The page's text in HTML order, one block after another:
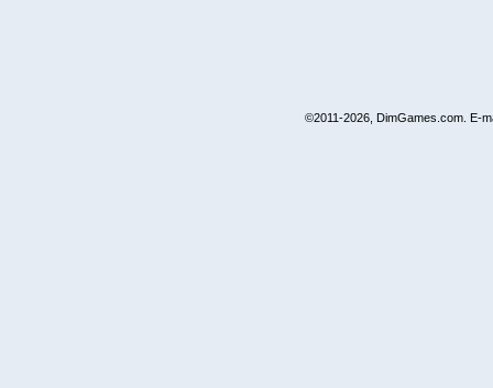
©2011-2026, DimGames.com. E-